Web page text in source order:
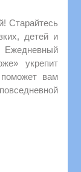
Старайтесь
детей и
укрепит
вам